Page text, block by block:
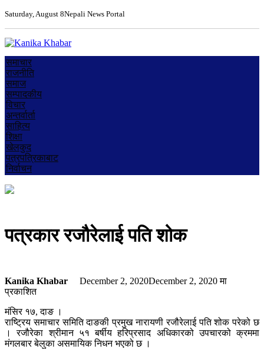
Saturday, August 8Nepali News Portal
समाचार
राजनीति
समाज
सम्पादकीय
विचार
अन्तर्वार्ता
साहित्य
शिक्षा
खेलकुद
पत्रपत्रिकाबाट
निर्वाचन
पत्रकार रजौरेलाई पति शोक
Kanika Khabar December 2, 2020December 2, 2020मा
प्रकाशित
मंसिर १७, दाङ ।
राष्ट्रिय समाचार समिति दाङकी प्रमुख नारायणी रजौरेलाई पति शोक परेको छ
। रजौरेका श्रीमान ५१ बर्षीय हरिप्रसाद अधिकारको उपचारको क्रममा
मंगलबार बेलुका असमायिक निधन भएको छ ।